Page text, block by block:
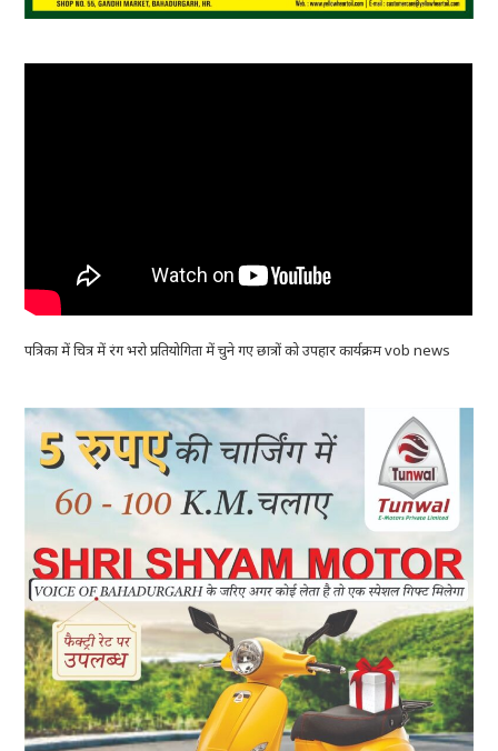
पत्रिका में चित्र में रंग भरो प्रतियोगिता में चुने गए छात्रों को उपहार कार्यक्रम vob news